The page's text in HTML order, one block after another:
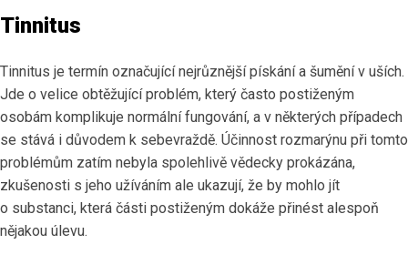
Tinnitus
Tinnitus je termín označující nejrůznější pískání a šumění v uších.
Jde o velice obtěžující problém, který často postiženým
osobám komplikuje normální fungování, a v některých případech
se stává i důvodem k sebevraždě. Účinnost rozmarýnu při tomto
problémům zatím nebyla spolehlivě vědecky prokázána,
zkušenosti s jeho užíváním ale ukazují, že by mohlo jít
o substanci, která části postiženým dokáže přinést alespoň
nějakou úlevu.